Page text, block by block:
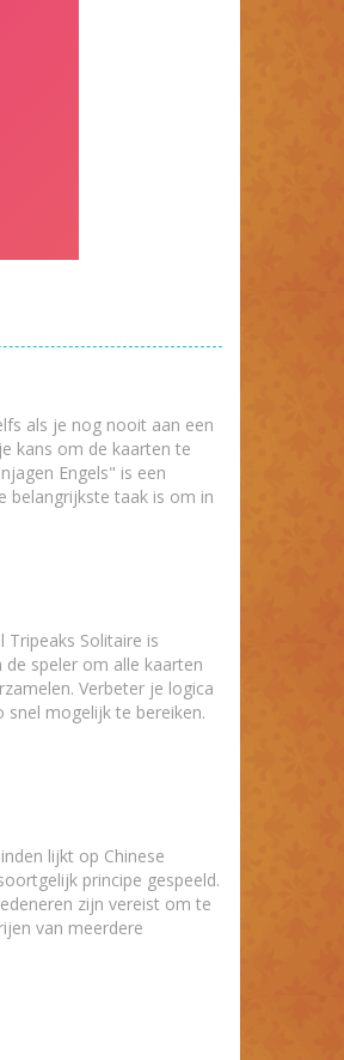
als je nog nooit aan een
kans om de kaarten te
Engels" is een
belangrijkste taak is om in
Tripeaks Solitaire is
speler om alle kaarten
Verbeter je logica
mogelijk te bereiken.
lijkt op Chinese
principe gespeeld.
zijn vereist om te
van meerdere